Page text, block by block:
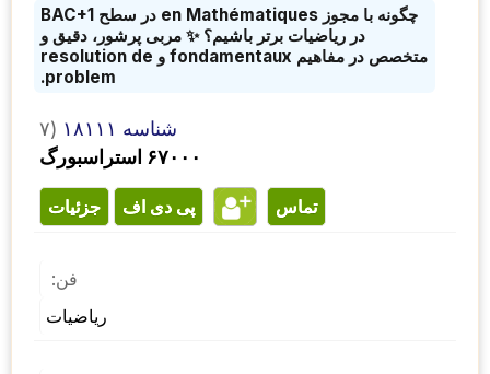
چگونه با مجوز en Mathématiques در سطح BAC+1
در ریاضیات برتر باشیم؟ ✨ مربی پرشور، دقیق و
متخصص در مفاهیم fondamentaux و resolution de
problem.
۷)
شناسه ۱۸۱۱۱
۶۷۰۰۰ استراسبورگ
جزئیات پی دی اف تماس
فن:
ریاضیات